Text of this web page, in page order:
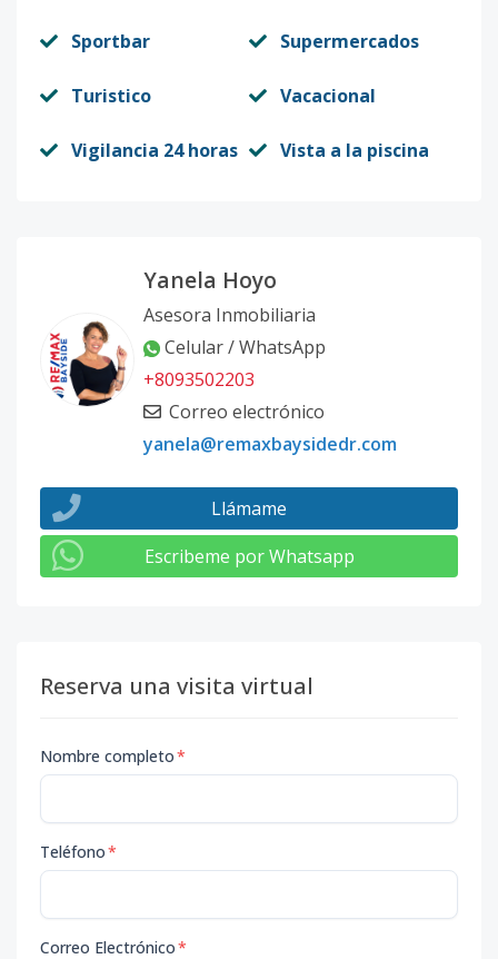
Sportbar Supermercados
Turistico Vacacional
Vigilancia 24 horas Vista a la piscina
Yanela Hoyo
Asesora Inmobiliaria
Celular / WhatsApp
+8093502203
Correo electrónico
yanela@remaxbaysidedr.com
Llámame
Escribeme por Whatsapp
Reserva una visita virtual
Nombre completo*
Teléfono*
Correo Electrónico*